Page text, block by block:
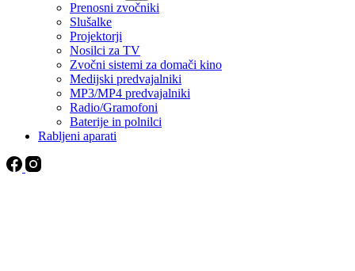
Prenosni zvočniki
Slušalke
Projektorji
Nosilci za TV
Zvočni sistemi za domači kino
Medijski predvajalniki
MP3/MP4 predvajalniki
Radio/Gramofoni
Baterije in polnilci
Rabljeni aparati